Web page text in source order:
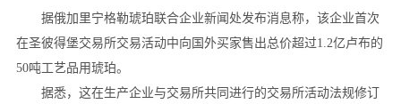
据俄加里宁格勒琥珀联合企业新闻处发布消息称，该企业首次
在圣彼得堡交易所交易活动中向国外买家售出总价超过1.2亿卢布的
50吨工艺品用琥珀。
据悉，这在生产企业与交易所共同进行的交易所活动法规修订